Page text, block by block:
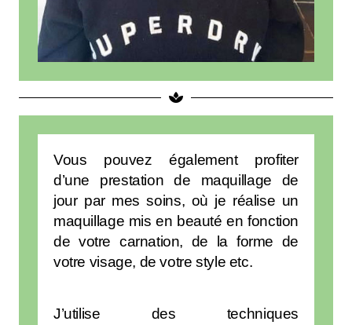
Vous pouvez également profiter
d’une prestation de maquillage de
jour par mes soins, où je réalise un
maquillage mis en beauté en fonction
de votre carnation, de la forme de
votre visage, de votre style etc.
J’utilise des techniques